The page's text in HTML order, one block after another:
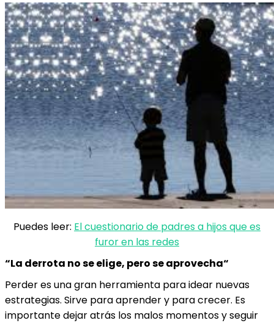
Puedes leer: El cuestionario de padres a hijos que es
furor en las redes
“La derrota no se elige, pero se aprovecha“
Perder es una gran herramienta para idear nuevas
estrategias. Sirve para aprender y para crecer. Es
importante dejar atrás los malos momentos y seguir